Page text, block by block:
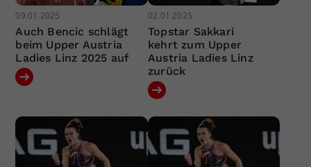
09.01.2025
Auch Bencic schlägt
beim Upper Austria
Ladies Linz 2025 auf
02.01.2025
Topstar Sakkari
kehrt zum Upper
Austria Ladies Linz
zurück